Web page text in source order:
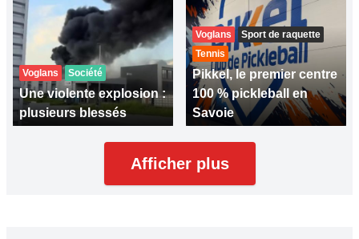
Voglans Société
Une violente explosion :
plusieurs blessés
Voglans
Sport de raquette
Tennis
Pikkel, le premier centre
100 % pickleball en
Savoie
Afficher plus